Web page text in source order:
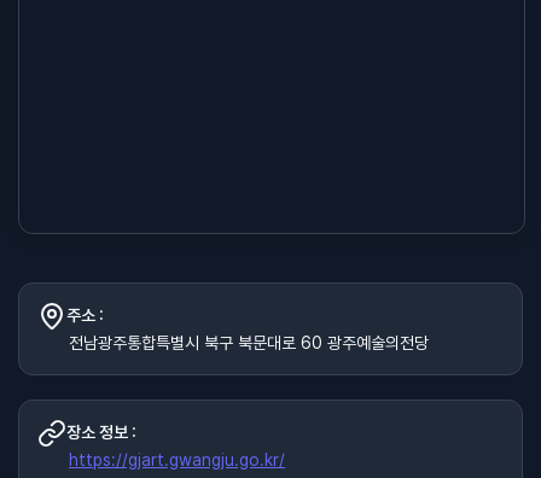
주소 :
전남광주통합특별시 북구 북문대로 60 광주예술의전당
장소 정보 :
https://gjart.gwangju.go.kr/